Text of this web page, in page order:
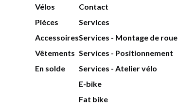
Vélos
Pièces
Accessoires
Vêtements
En solde
Contact
Services
Services - Montage de roue
Services - Positionnement
Services - Atelier vélo
E-bike
Fat bike